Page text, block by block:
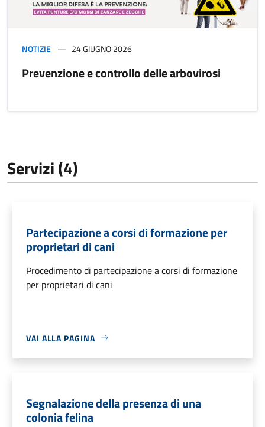
NOTIZIE 24 GIUGNO 2026
Prevenzione e controllo delle arbovirosi
Servizi (4)
Partecipazione a corsi di formazione per
proprietari di cani
Procedimento di partecipazione a corsi di formazione
per proprietari di cani
VAI ALLA PAGINA
Segnalazione della presenza di una
colonia felina